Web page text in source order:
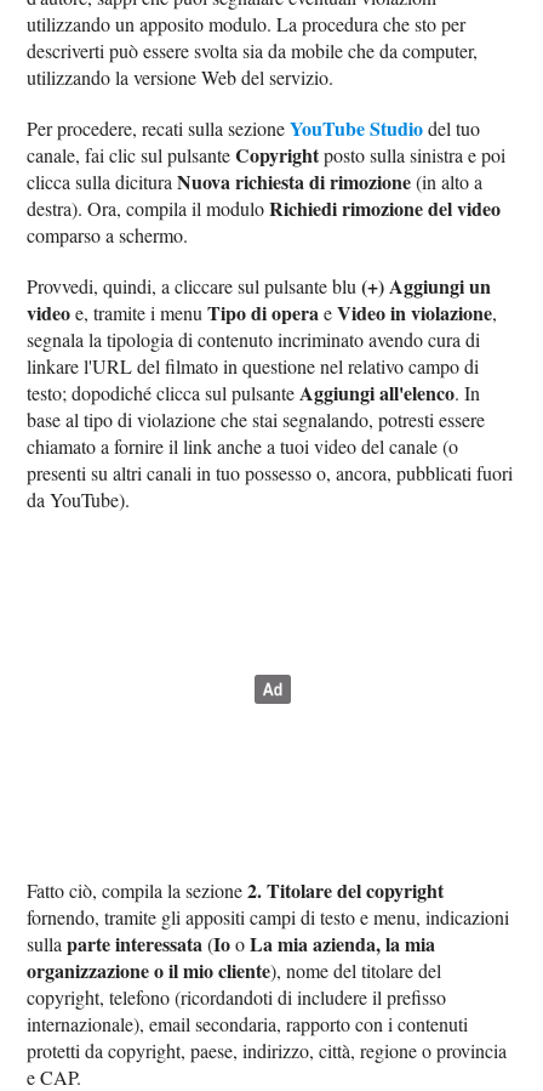
utilizzando un apposito modulo. La procedura che sto per
descriverti può essere svolta sia da mobile che da computer,
utilizzando la versione Web del servizio.
Per procedere, recati sulla sezioneYouTube Studiodel tuo
canale, fai clic sul pulsanteCopyrightposto sulla sinistra e poi
clicca sulla dicituraNuova richiesta di rimozione(in alto a
destra). Ora, compila il moduloRichiedi rimozione del video
comparso a schermo.
Provvedi, quindi, a cliccare sul pulsante blu(+) Aggiungi un
videoe, tramite i menuTipo di operaeVideo in violazione,
segnala la tipologia di contenuto incriminato avendo cura di
linkare l'URL del filmato in questione nel relativo campo di
testo; dopodiché clicca sul pulsante Aggiungi all'elenco. In
base al tipo di violazione che stai segnalando, potresti essere
chiamato a fornire il link anche a tuoi video del canale (o
presenti su altri canali in tuo possesso o, ancora, pubblicati fuori
da YouTube).
Fatto ciò, compila la sezione2. Titolare del copyright
fornendo, tramite gli appositi campi di testo e menu, indicazioni
sullaparte interessata(IooLa mia azienda, la mia
organizzazione o il mio cliente), nome del titolare del
copyright, telefono (ricordandoti di includere il prefisso
internazionale), email secondaria, rapporto con i contenuti
protetti da copyright, paese, indirizzo, città, regione o provincia
e CAP.